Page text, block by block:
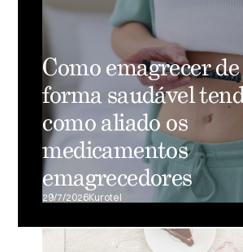
Como emagrecer de
forma saudável
como aliado os
medicamentos
emagrecedores
29/7/2026Kurotel